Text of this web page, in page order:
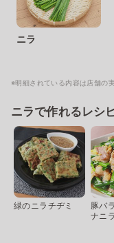
ニラ
※明細されている内容は店舗の
ニラで作れるレシ
緑のニラチヂミ
豚バ
ナニ